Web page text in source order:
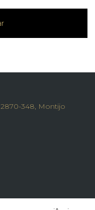
348, Montijo